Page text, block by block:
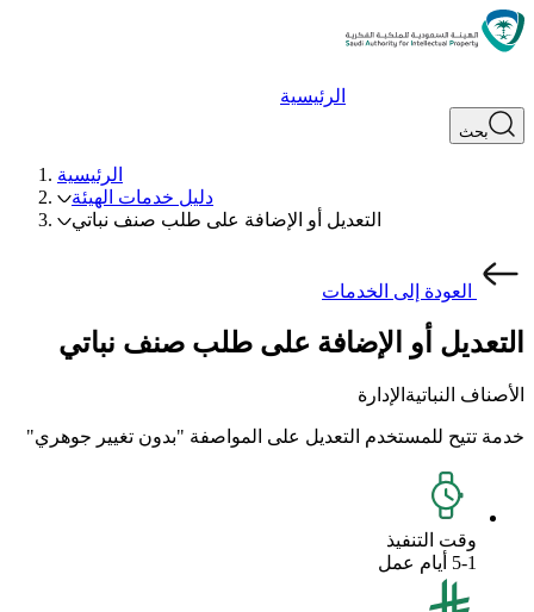
الرئيسية
بحث
الرئيسية
دليل خدمات الهيئة
التعديل أو الإضافة على طلب صنف نباتي
العودة إلى الخدمات
التعديل أو الإضافة على طلب صنف نباتي
الأصناف النباتية الإدارة
خدمة تتيح للمستخدم التعديل على المواصفة "بدون تغيير جوهري"
وقت التنفيذ
5-1 أيام عمل